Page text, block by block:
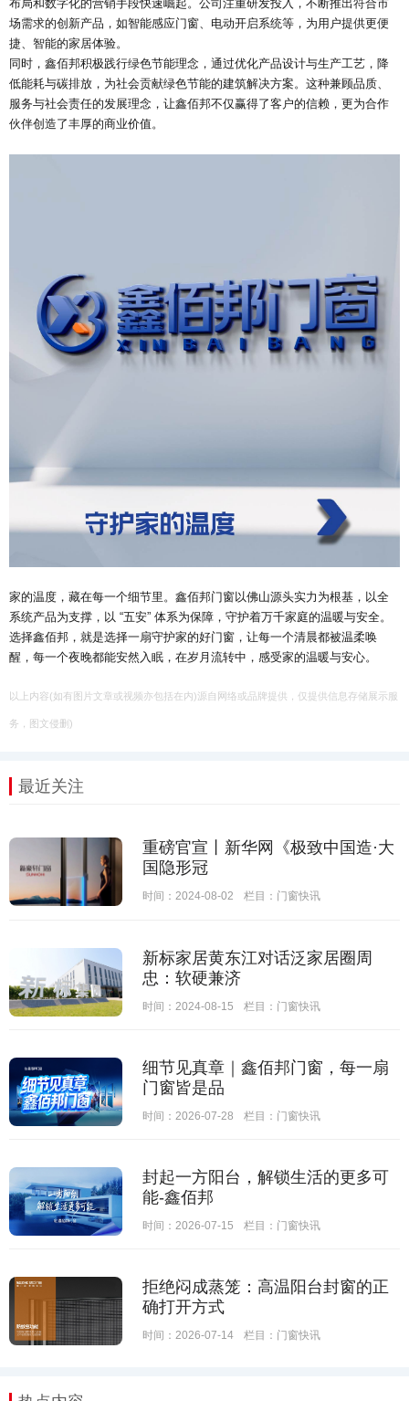
布局和数字化的营销手段快速崛起。公司注重研发投入，不断推出符合市
场需求的创新产品，如智能感应门窗、电动开启系统等，为用户提供更便
捷、智能的家居体验。
同时，鑫佰邦积极践行绿色节能理念，通过优化产品设计与生产工艺，降
低能耗与碳排放，为社会贡献绿色节能的建筑解决方案。这种兼顾品质、
服务与社会责任的发展理念，让鑫佰邦不仅赢得了客户的信赖，更为合作
伙伴创造了丰厚的商业价值。
家的温度，藏在每一个细节里。鑫佰邦门窗以佛山源头实力为根基，以全
系统产品为支撑，以 “五安” 体系为保障，守护着万千家庭的温暖与安全。
选择鑫佰邦，就是选择一扇守护家的好门窗，让每一个清晨都被温柔唤
醒，每一个夜晚都能安然入眠，在岁月流转中，感受家的温暖与安心。
以上内容(如有图片文章或视频亦包括在内)源自网络或品牌提供，仅提供信息存储展示服
务，图文侵删)
最近关注
重磅官宣丨新华网《极致中国造·大
国隐形冠
时间：2024-08-02 栏目： 门窗快讯
新标家居黄东江对话泛家居圈周
忠：软硬兼济
时间：2024-08-15 栏目： 门窗快讯
细节见真章｜鑫佰邦门窗，每一扇
门窗皆是品
时间：2026-07-28 栏目： 门窗快讯
封起一方阳台，解锁生活的更多可
能-鑫佰邦
时间：2026-07-15 栏目： 门窗快讯
拒绝闷成蒸笼：高温阳台封窗的正
确打开方式
时间：2026-07-14 栏目： 门窗快讯